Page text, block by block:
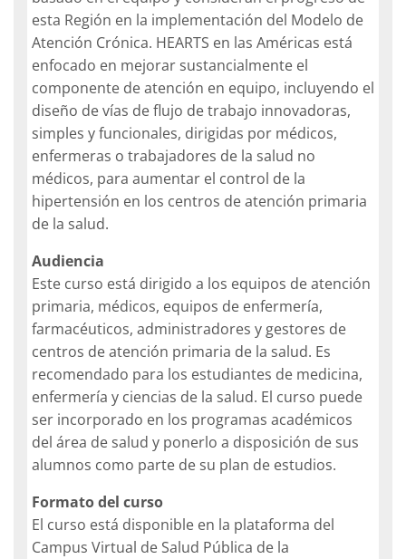
esta Región en la implementación del Modelo de
Atención Crónica. HEARTS en las Américas está
enfocado en mejorar sustancialmente el
componente de atención en equipo, incluyendo el
diseño de vías de flujo de trabajo innovadoras,
simples y funcionales, dirigidas por médicos,
enfermeras o trabajadores de la salud no
médicos, para aumentar el control de la
hipertensión en los centros de atención primaria
de la salud.
Audiencia
Este curso está dirigido a los equipos de atención
primaria, médicos, equipos de enfermería,
farmacéuticos, administradores y gestores de
centros de atención primaria de la salud. Es
recomendado para los estudiantes de medicina,
enfermería y ciencias de la salud. El curso puede
ser incorporado en los programas académicos
del área de salud y ponerlo a disposición de sus
alumnos como parte de su plan de estudios.
Formato del curso
El curso está disponible en la plataforma del
Campus Virtual de Salud Pública de la